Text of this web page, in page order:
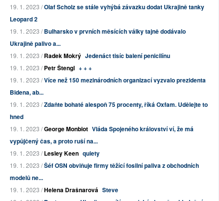
19. 1. 2023 /Olaf Scholz se stále vyhýbá závazku dodat Ukrajině tanky
Leopard 2
19. 1. 2023 /Bulharsko v prvních měsících války tajně dodávalo
Ukrajině palivo a...
19. 1. 2023 /Radek Mokrý Jedenáct tisíc balení penicilínu
19. 1. 2023 /Petr Štengl + + +
19. 1. 2023 /Více než 150 mezinárodních organizací vyzvalo prezidenta
Bidena, ab...
19. 1. 2023 /Zdaňte bohaté alespoň 75 procenty, říká Oxfam. Udělejte to
hned
19. 1. 2023 /George Monbiot Vláda Spojeného království ví, že má
vypůjčený čas, a proto ruší na...
19. 1. 2023 /Lesley Keen quiety
19. 1. 2023 /Šéf OSN obviňuje firmy těžící fosilní paliva z obchodních
modelů ne...
19. 1. 2023 /Helena Drašnarová Steve